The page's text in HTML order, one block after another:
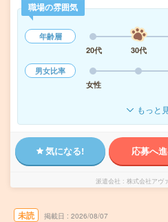
職場の雰囲気
年齢層
20代
30代
男女比率
女性
もっと
気になる! 応募へ
派遣会社 株式会社アヴ
未読 掲載日 2026/08/07